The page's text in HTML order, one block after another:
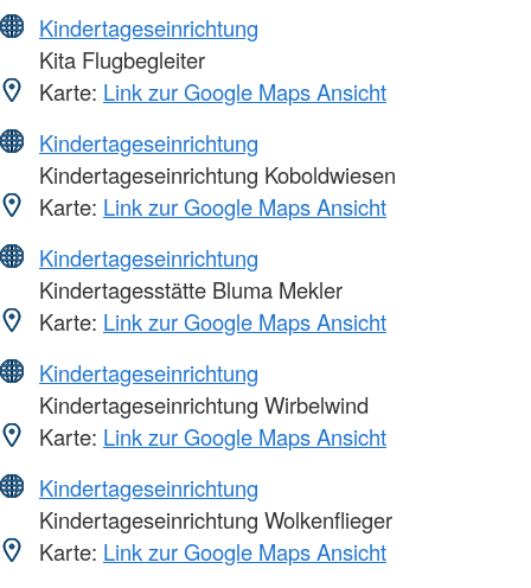
Kindertageseinrichtung
Kita Flugbegleiter
Karte: Link zur Google Maps Ansicht
Kindertageseinrichtung
Kindertageseinrichtung Koboldwiesen
Karte: Link zur Google Maps Ansicht
Kindertageseinrichtung
Kindertagesstätte Bluma Mekler
Karte: Link zur Google Maps Ansicht
Kindertageseinrichtung
Kindertageseinrichtung Wirbelwind
Karte: Link zur Google Maps Ansicht
Kindertageseinrichtung
Kindertageseinrichtung Wolkenflieger
Karte: Link zur Google Maps Ansicht